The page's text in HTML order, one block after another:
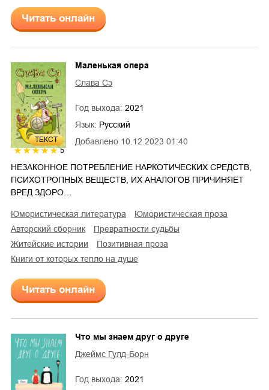
Читать онлайн
ТЕКСТ
5
Добавлено 10.12.2023 01:40
Маленькая опера
Слава Сэ
Год выхода: 2021
Язык: Русский
НЕЗАКОННОЕ ПОТРЕБЛЕНИЕ НАРКОТИЧЕСКИХ СРЕДСТВ,
ПСИХОТРОПНЫХ ВЕЩЕСТВ, ИХ АНАЛОГОВ ПРИЧИНЯЕТ
ВРЕД ЗДОРО…
юмористическая литература
юмористическая проза
авторский сборник
превратности судьбы
житейские истории
позитивная проза
Книги от которых тепло на душе
Читать онлайн
Что мы знаем друг о друге
Джеймс Гулд-Борн
Год выхода: 2021